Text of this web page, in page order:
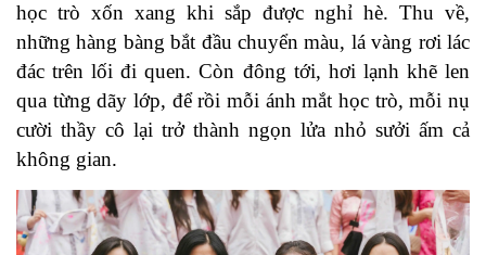
học trò xốn xang khi sắp được nghỉ hè. Thu về,
những hàng bàng bắt đầu chuyển màu, lá vàng rơi lác
đác trên lối đi quen. Còn đông tới, hơi lạnh khẽ len
qua từng dãy lớp, để rồi mỗi ánh mắt học trò, mỗi nụ
cười thầy cô lại trở thành ngọn lửa nhỏ sưởi ấm cả
không gian.